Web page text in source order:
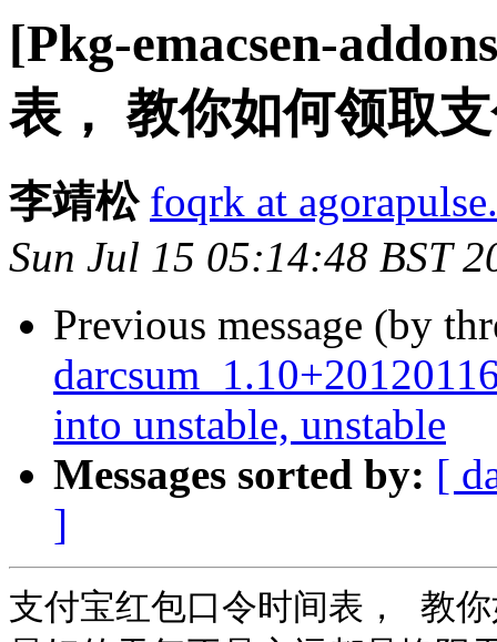
[Pkg-emacsen-
表， 教你如何领取
李靖松 foqrk at
Sun Jul 15 05:14:48 BST
Previous message (by
into unstable, unstable
Messages sorted by: [
]
支付宝红包口令时间表， 教